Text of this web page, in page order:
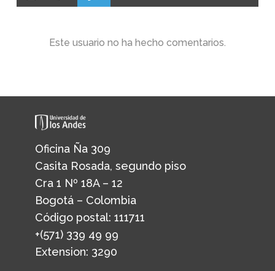
Este usuario no ha hecho comentarios.
Oficina Ña 309
Casita Rosada, segundo piso
Cra 1 Nº 18A – 12
Bogotá – Colombia
Código postal: 111711
+(571) 339 49 99
Extension: 3290